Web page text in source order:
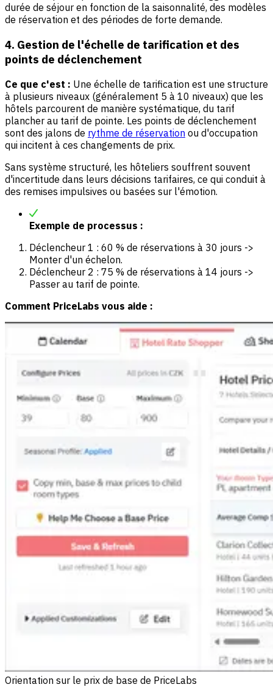
durée de séjour en fonction de la saisonnalité, des modèles
de réservation et des périodes de forte demande.
4. Gestion de l'échelle de tarification et des
points de déclenchement
Ce que c'est : Une échelle de tarification est une structure
à plusieurs niveaux (généralement 5 à 10 niveaux) que les
hôtels parcourent de manière systématique, du tarif
plancher au tarif de pointe. Les points de déclenchement
sont des jalons de rythme de réservation ou d'occupation
qui incitent à ces changements de prix.
Sans système structuré, les hôteliers souffrent souvent
d'incertitude dans leurs décisions tarifaires, ce qui conduit à
des remises impulsives ou basées sur l'émotion.
Exemple de processus :
Déclencheur 1 : 60 % de réservations à 30 jours ->
Monter d'un échelon.
Déclencheur 2 : 75 % de réservations à 14 jours ->
Passer au tarif de pointe.
Comment PriceLabs vous aide :
Orientation sur le prix de base de PriceLabs